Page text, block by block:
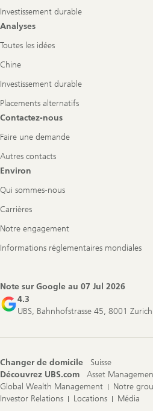
Investissement durable
Analyses
Toutes les idées
Chine
Investissement durable
Placements alternatifs
Contactez-nous
Faire une demande
Autres contacts
Environ
Qui sommes-nous
Carrières
Notre engagement
Informations réglementaires mondiales
Note sur Google au 07 Jul 2026
4.3
UBS, Bahnhofstrasse 45, 8001 Zurich
Changer de domicile
Suisse
Découvrez UBS.com
Asset
Global Wealth Management
Notre
Investor Relations
Locations Média